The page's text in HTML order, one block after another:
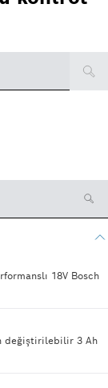
18V Bosch
değiştirilebilir 3 Ah